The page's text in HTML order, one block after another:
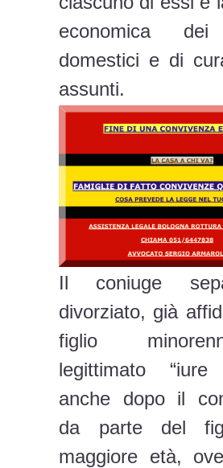
economica dei
domestici e di
assunti.
Il coniuge
divorziato, già
figlio
legittimato “iure
anche dopo il
da parte del
maggiore età,